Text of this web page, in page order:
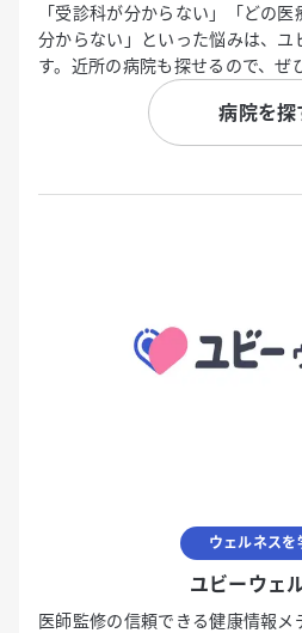
「受診科が分からない」「どの
分からない」といった悩みは、ユ
す。近所の病院も探せるので、ぜ
病院を探
ウェルネスを
ユビーウェ
医師監修の信頼できる健康情報メ